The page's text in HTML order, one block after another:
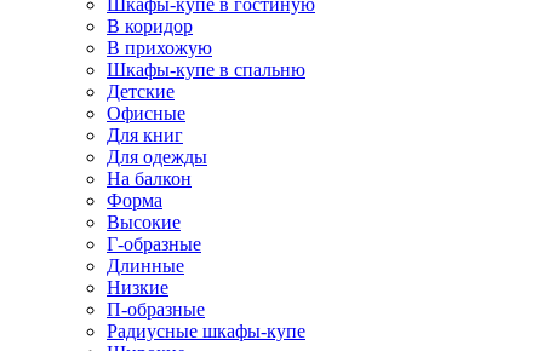
Шкафы-купе в гостиную
В коридор
В прихожую
Шкафы-купе в спальню
Детские
Офисные
Для книг
Для одежды
На балкон
Форма
Высокие
Г-образные
Длинные
Низкие
П-образные
Радиусные шкафы-купе